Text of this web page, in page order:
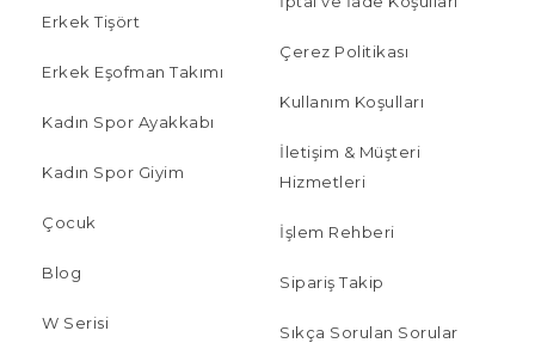
Erkek Tişört
Erkek Eşofman Takımı
Kadın Spor Ayakkabı
Kadın Spor Giyim
Çocuk
Blog
W Serisi
Çerez Politikası
Kullanım Koşulları
İletişim & Müşteri
Hizmetleri
İşlem Rehberi
Sipariş Takip
Sıkça Sorulan Sorular